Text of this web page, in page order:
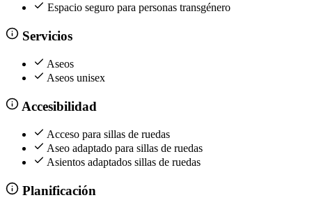
Espacio seguro para personas transgénero
Servicios
Aseos
Aseos unisex
Accesibilidad
Acceso para sillas de ruedas
Aseo adaptado para sillas de ruedas
Asientos adaptados sillas de ruedas
Planificación